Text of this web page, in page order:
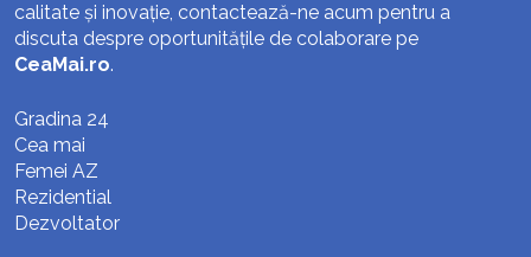
calitate și inovație, contactează-ne acum pentru a
discuta despre oportunitățile de colaborare pe
CeaMai.ro.
Gradina 24
Cea mai
Femei AZ
Rezidential
Dezvoltator